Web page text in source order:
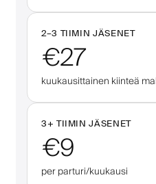
2–3 TIIMIN JÄSENET
€27
kuukausittainen kiinteä
3+ TIIMIN JÄSENET
€9
per parturi/kuukausi